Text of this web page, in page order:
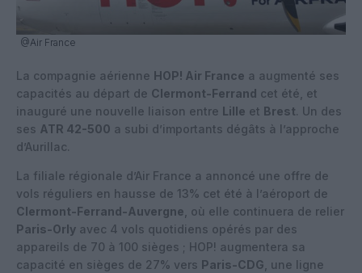
@Air France
La compagnie aérienne HOP! Air France a augmenté ses
capacités au départ de Clermont-Ferrand cet été, et
inauguré une nouvelle liaison entre Lille et Brest. Un des
ses ATR 42-500 a subi d’importants dégâts à l’approche
d’Aurillac.
La filiale régionale d’Air France a annoncé une offre de
vols réguliers en hausse de 13% cet été à l’aéroport de
Clermont-Ferrand-Auvergne , où elle continuera de relier
Paris-Orly avec 4 vols quotidiens opérés par des
appareils de 70 à 100 sièges ; HOP! augmentera sa
capacité en sièges de 27% vers Paris-CDG , une ligne